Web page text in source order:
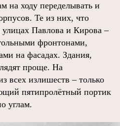
на ходу переделывать и
Те из них, что
Павлова и Кирова –
фронтонами,
на фасадах. Здания,
проще. На
всех излишеств – только
пятипролётный портик
углам.